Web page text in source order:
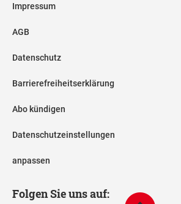
Impressum
AGB
Datenschutz
Barrierefreiheitserklärung
Abo kündigen
Datenschutzeinstellungen
anpassen
Folgen Sie uns auf: